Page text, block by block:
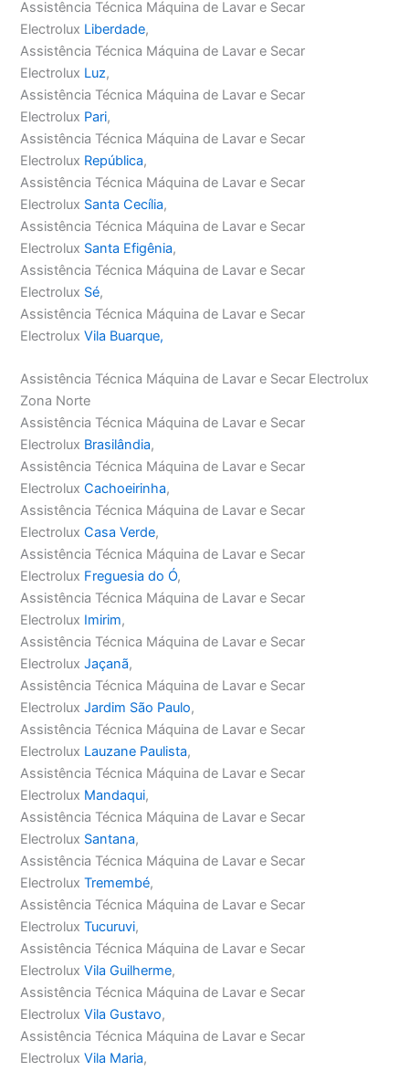
Assistência Técnica Máquina de Lavar e Secar
Electrolux Liberdade,
Assistência Técnica Máquina de Lavar e Secar
Electrolux Luz,
Assistência Técnica Máquina de Lavar e Secar
Electrolux Pari,
Assistência Técnica Máquina de Lavar e Secar
Electrolux República,
Assistência Técnica Máquina de Lavar e Secar
Electrolux Santa Cecília,
Assistência Técnica Máquina de Lavar e Secar
Electrolux Santa Efigênia,
Assistência Técnica Máquina de Lavar e Secar
Electrolux Sé,
Assistência Técnica Máquina de Lavar e Secar
ElectroluxVila Buarque,
Assistência Técnica Máquina de Lavar e Secar Electrolux
Zona Norte
Assistência Técnica Máquina de Lavar e Secar
Electrolux Brasilândia,
Assistência Técnica Máquina de Lavar e Secar
ElectroluxCachoeirinha,
Assistência Técnica Máquina de Lavar e Secar
ElectroluxCasa Verde,
Assistência Técnica Máquina de Lavar e Secar
Electrolux Freguesia do Ó,
Assistência Técnica Máquina de Lavar e Secar
Electrolux Imirim,
Assistência Técnica Máquina de Lavar e Secar
ElectroluxJaçanã,
Assistência Técnica Máquina de Lavar e Secar
ElectroluxJardim São Paulo,
Assistência Técnica Máquina de Lavar e Secar
Electrolux Lauzane Paulista,
Assistência Técnica Máquina de Lavar e Secar
Electrolux Mandaqui,
Assistência Técnica Máquina de Lavar e Secar
Electrolux Santana,
Assistência Técnica Máquina de Lavar e Secar
ElectroluxTremembé,
Assistência Técnica Máquina de Lavar e Secar
ElectroluxTucuruvi,
Assistência Técnica Máquina de Lavar e Secar
ElectroluxVila Guilherme,
Assistência Técnica Máquina de Lavar e Secar
ElectroluxVila Gustavo,
Assistência Técnica Máquina de Lavar e Secar
ElectroluxVila Maria,